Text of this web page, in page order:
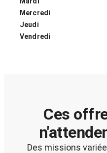
Mercredi
Jeudi
Vendredi
Ces
Des missions